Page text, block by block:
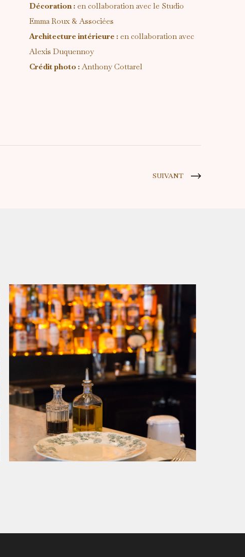
Décoration :en collaboration avec le Studio
Emma Roux & Associées
Architecture intérieure :en collaboration avec
Alexis Duquennoy
Crédit photo :Anthony Cottarel
SUIVANT